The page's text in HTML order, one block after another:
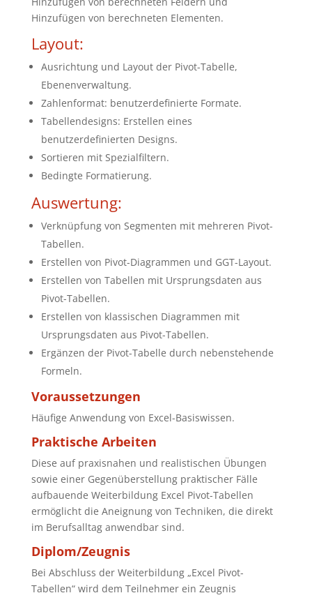
Hinzufügen von berechneten Elementen.
Layout:
Ausrichtung und Layout der Pivot-Tabelle,
Ebenenverwaltung.
Zahlenformat: benutzerdefinierte Formate.
Tabellendesigns: Erstellen eines
benutzerdefinierten Designs.
Sortieren mit Spezialfiltern.
Bedingte Formatierung.
Auswertung:
Verknüpfung von Segmenten mit mehreren Pivot-
Tabellen.
Erstellen von Pivot-Diagrammen und GGT-Layout.
Erstellen von Tabellen mit Ursprungsdaten aus
Pivot-Tabellen.
Erstellen von klassischen Diagrammen mit
Ursprungsdaten aus Pivot-Tabellen.
Ergänzen der Pivot-Tabelle durch nebenstehende
Formeln.
Voraussetzungen
Häufige Anwendung von Excel-Basiswissen.
Praktische Arbeiten
Diese auf praxisnahen und realistischen Übungen
sowie einer Gegenüberstellung praktischer Fälle
aufbauende Weiterbildung Excel Pivot-Tabellen
ermöglicht die Aneignung von Techniken, die direkt
im Berufsalltag anwendbar sind.
Diplom/Zeugnis
Bei Abschluss der Weiterbildung „Excel Pivot-
Tabellen“ wird dem Teilnehmer ein Zeugnis